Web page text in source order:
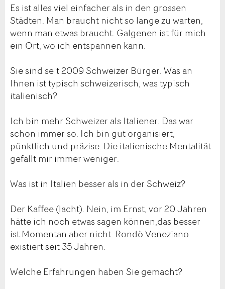
Es ist alles viel einfacher als in den grossen
Städten. Man braucht nicht so lange zu warten,
wenn man etwas braucht. Galgenen ist für mich
ein Ort, wo ich entspannen kann.
Sie sind seit 2009 Schweizer Bürger. Was an
Ihnen ist typisch schweizerisch, was typisch
italienisch?
Ich bin mehr Schweizer als Italiener. Das war
schon immer so. Ich bin gut organisiert,
pünktlich und präzise. Die italienische Mentalität
gefällt mir immer weniger.
Was ist in Italien besser als in der Schweiz?
Der Kaffee (lacht). Nein, im Ernst, vor 20 Jahren
hätte ich noch etwas sagen können,das besser
ist.Momentan aber nicht. Rondò Veneziano
existiert seit 35 Jahren.
Welche Erfahrungen haben Sie gemacht?